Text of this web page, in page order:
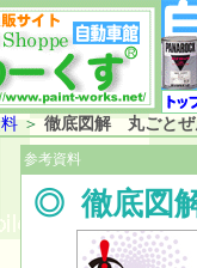
＞ 徹底図解 丸ごとぜ
参考資料
◎ 徹底図